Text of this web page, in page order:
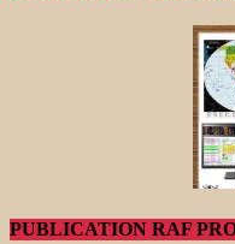
PUBLICATION RAF